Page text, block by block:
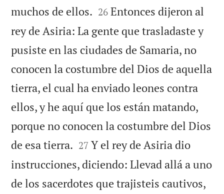
muchos de ellos. 

26 Entonces dijeron al
rey de Asiria: La gente que trasladaste y
pusiste en las ciudades de Samaria, no
conocen la costumbre del Dios de aquella
tierra, el cual ha enviado leones contra
ellos, y he aquí que los están matando,
porque no conocen la costumbre del Dios
de esa tierra. 

27 Y el rey de Asiria dio
instrucciones, diciendo: Llevad allá a uno
de los sacerdotes que trajisteis cautivos,